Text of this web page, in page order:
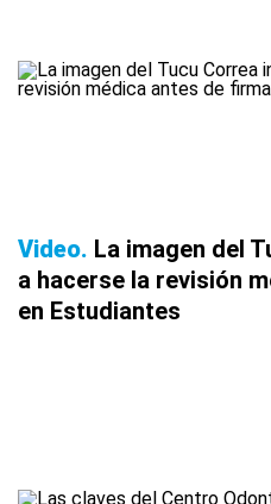
Video La imagen del
a hacerse la revisión
en Estudiantes